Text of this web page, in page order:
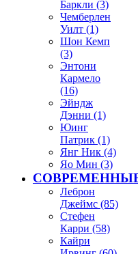
Баркли (3)
Чемберлен
Уилт (1)
Шон Кемп
(3)
Энтони
Кармело
(16)
Эйндж
Дэнни (1)
Юинг
Патрик (1)
Янг Ник (4)
Яо Мин (3)
Леброн
Джеймс (85)
Стефен
Карри (58)
Кайри